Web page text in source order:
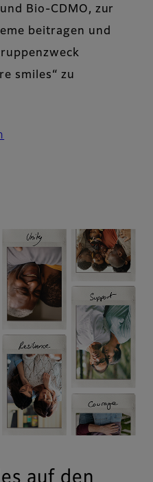
Bio-CDMO, zur
beitragen und
smiles“ zu
auf den